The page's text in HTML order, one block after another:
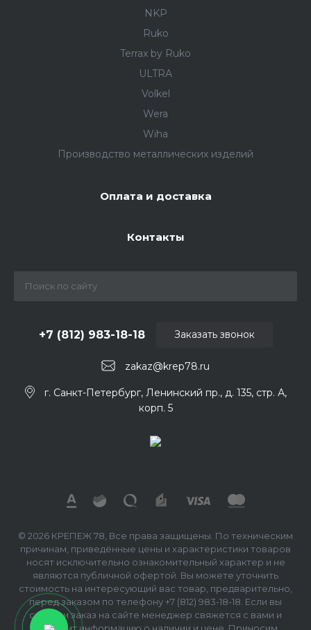
NKP
Ruko
Terrax by Ruko
ULTRA
Volkel
Wera
Wiha
Производство металлических изделий
Оплата и доставка
Контакты
zakaz@krep78.ru
+7 (812) 983-18-18
г. Санкт-Петербург, Ленинский пр., д. 135, стр. А,
корп. 5
Заказать звонок
© 2026 КРЕПЕЖ 78, Все права защищены. По техническим
причинам, приведённые цены и характеристики товаров
носят исключительно ознакомительный характер и не
являются публичной офертой. Вы можете уточнить
стоимость на интересующий вас товар, предварительно,
перед заказом по телефону +7 (812) 983-18-18. Если вы
сделали заказ на сайте менеджер свяжется с вами и